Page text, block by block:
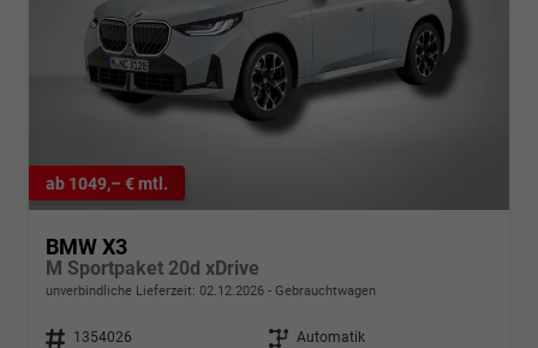
ab 1049,– € mtl.
BMW X3
M Sportpaket 20d xDrive
unverbindliche Lieferzeit: 02.12.2026 Gebrauchtwagen
Fahrzeugnr. 1354026 Getriebe Automatik